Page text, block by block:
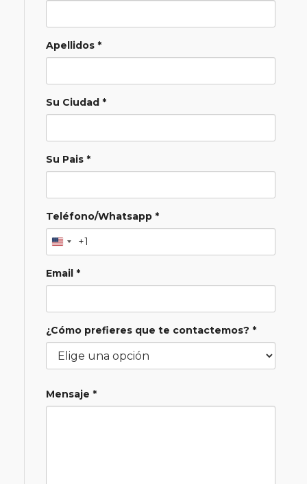
Apellidos *
Su Ciudad *
Su Pais *
Teléfono/Whatsapp *
+1
Email *
¿Cómo prefieres que te contactemos? *
Mensaje *